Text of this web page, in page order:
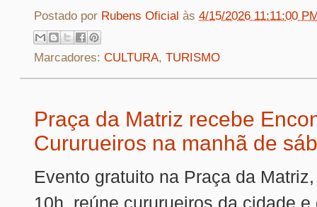
Postado por Rubens Oficial às 4/15/2026 11:11:00
Marcadores: CULTURA, TURISMO
Praça da Matriz recebe
Cururueiros na manhã de
Evento gratuito na Praça da